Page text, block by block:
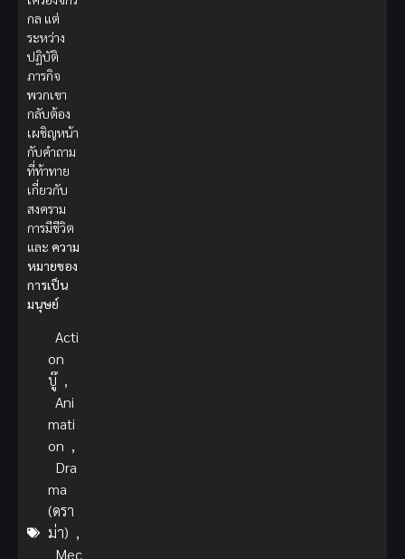
กล แต่
ระหว่าง
ปฏิบัติ
ภารกิจ
พวกเขา
กลับต้อง
เผชิญหน้า
กับคำถาม
ที่ท้าทาย
เกี่ยวกับ
สงคราม
การมีชีวิต
และ ความ
หมายของ
การเป็น
มนุษย์
Acti
on
บู๊ ,
Ani
mati
on ,
Dra
ma
(ดรา
ม่า) ,
Mec